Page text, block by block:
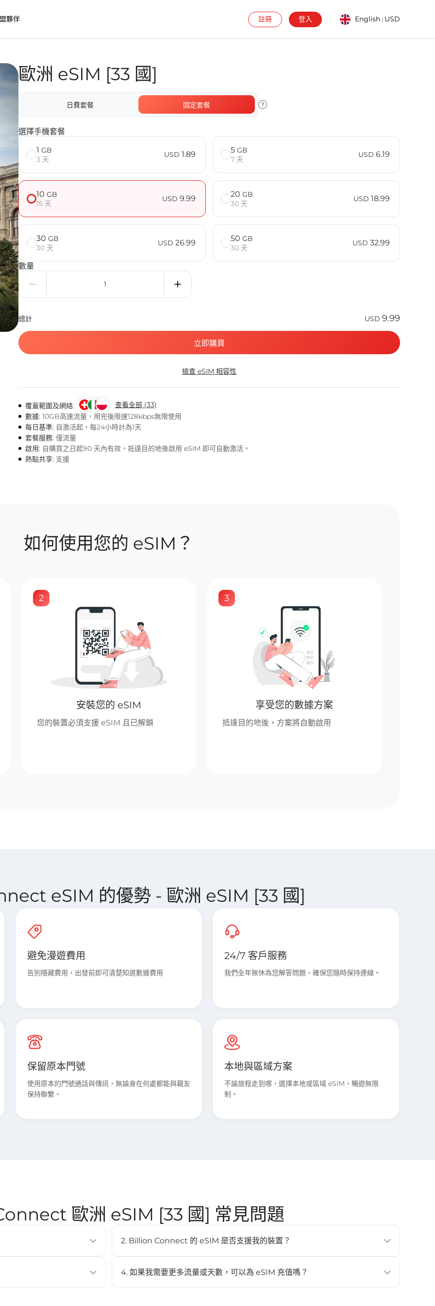
夥伴 註冊 登入 English | USD
eSIM 的優勢
歐洲 eSIM [33 國]
日費套餐 固定套餐
選擇手機套餐
1 GB
3 天
USD 1.89 5 GB
7 天
USD 6.19
10 GB
15 天
USD 9.99 20 GB
30 天
USD 18.99
30 GB
30 天
USD 26.99 50 GB
30 天
USD 32.99
數量
總計 USD 9.99
立即購買
檢查 eSIM 相容性
覆蓋範圍及網絡:
查看全部 (33)
數據: 10GB高速流量，用完後限速128kbps無限使用
每日基準: 自激活起，每24小時計為1天
套餐服務: 僅流量
啟用: 自購買之日起90 天內有效。抵達目的地後啟用 eSIM 即可自動激活。
熱點共享: 支援
如何使用您的 eSIM？
2
安裝您的 eSIM
您的裝置必須支援 eSIM 且已解鎖
3
享受您的數據方案
抵達目的地後，方案將自動啟用
eSIM 的優勢 - 歐洲 eSIM [33 國]
避免漫遊費用
告別隱藏費用，出發前即可清楚知道數據費用
24/7 客戶服務
我們全年無休為您解答問題，確保您隨時保持連線。
保留原本門號
使用原本的門號通話與傳訊，無論身在何處都能與親友
保持聯繫。
本地與區域方案
不論旅程走到哪，選擇本地或區域 eSIM，暢遊無限
制。
歐洲 eSIM [33 國] 常見問題
2. Billion Connect 的 eSIM 是否支援我的裝置？
Pixel 3 以上、Samsung Galaxy S20 以上）。更多詳情請查看 [
4. 如果我需要更多流量或天數，可以為 eSIM 充值嗎？